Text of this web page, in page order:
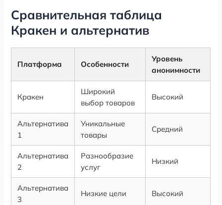
Сравнительная таблица
Кракен и альтернатив
Платформа Особенности
Уровень
анонимности
Кракен
Широкий
выбор товаров
Высокий
Альтернатива
1
Уникальные
товары
Средний
Альтернатива
2
Разнообразие
услуг
Низкий
Альтернатива
3
Низкие цели Высокий